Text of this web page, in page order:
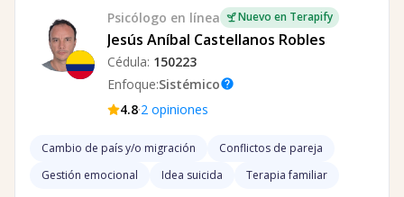
Empresas
Preguntas frecuentes
Trabaja con nosotros
Psicólogo en línea Nuevo en Terapify
Jesús Aníbal Castellanos Robles
Cédula: 150223
Enfoque:Sistémicohelp
4.8·2 opiniones
Cambio de país y/o migración
Conflictos de pareja
Gestión emocional
Idea suicida Terapia familiar